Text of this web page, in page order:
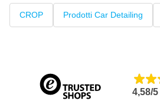
CROP Prodotti Car Detailing
4,58/5